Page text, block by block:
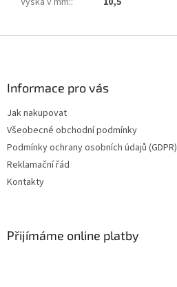
Informace pro vás
Jak nakupovat
Všeobecné obchodní podmínky
Podmínky ochrany osobních údajů (GDPR)
Reklamační řád
Kontakty
Přijímáme online platby